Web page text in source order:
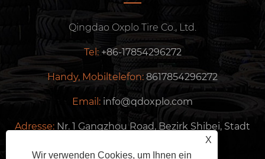
Qingdao Oxplo Tire Co., Ltd.
Tel: +86-17854296272
Handy, Mobiltelefon:8617854296272
Email: info@qdoxplo.com
Adresse: Nr. 1 Gangzhou Road, Bezirk Shibei, Stadt
Qingdao, Provinz Shandong, China
X
Wir verwenden Cookies, um Ihnen ein